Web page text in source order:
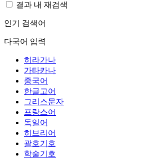
결과 내 재검색
인기 검색어
다국어 입력
히라가나
가타카나
중국어
한글고어
그리스문자
프랑스어
독일어
히브리어
괄호기호
학술기호